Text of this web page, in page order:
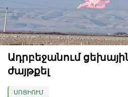
Ադրբեջանում
ժայթքել
ՍՈՑԻՈՒՄ